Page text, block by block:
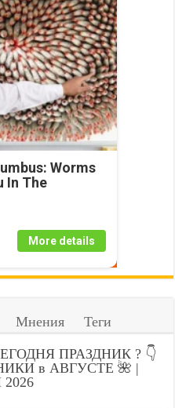
Worms
In The
More details
Мнения Теги
ПРАЗДНИК ? 👇
в АВГУСТЕ 🌺 |